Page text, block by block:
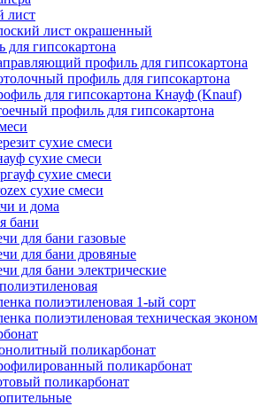
лист
лист окрашенный
для гипсокартона
профиль для гипсокартона
профиль для гипсокартона
для гипсокартона Кнауф (Knauf)
профиль для гипсокартона
сухие смеси
сухие смеси
сухие смеси
сухие смеси
и дома
бани
для бани газовые
для бани дровяные
для бани электрические
полиэтиленовая 1-ый сорт
полиэтиленовая техническая эконом
поликарбонат
поликарбонат
поликарбонат